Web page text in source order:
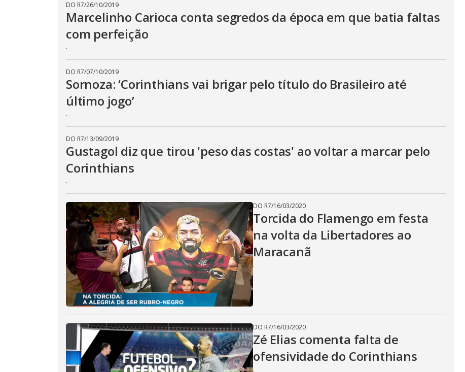
DO R7/26/10/2019
Marcelinho Carioca conta segredos da época em que batia faltas
com perfeição
.
DO R7/07/10/2019
Sornoza: ‘Corinthians vai brigar pelo título do Brasileiro até
último jogo’
.
DO R7/13/09/2019
Gustagol diz que tirou 'peso das costas' ao voltar a marcar pelo
Corinthians
.
DO R7/16/03/2020
Torcida do Flamengo em festa
na volta da Libertadores ao
Maracanã
.
DO R7/16/03/2020
Zé Elias comenta falta de
ofensividade do Corinthians
.